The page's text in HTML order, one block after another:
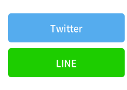
Twitter
LINE